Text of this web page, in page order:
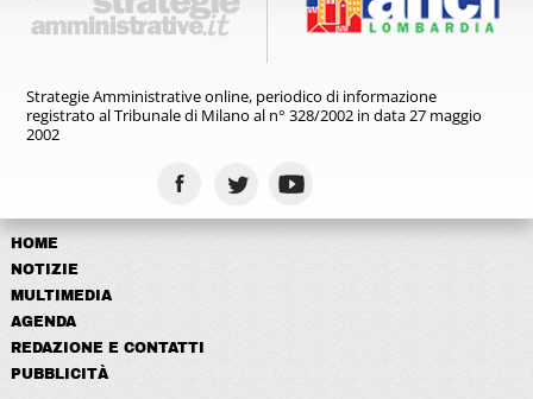
Strategie Amministrative online, periodico di informazione
registratoal Tribunale di Milano al n° 328/2002 in data 27 maggio
2002
HOME
NOTIZIE
MULTIMEDIA
AGENDA
REDAZIONE E CONTATTI
PUBBLICITÀ